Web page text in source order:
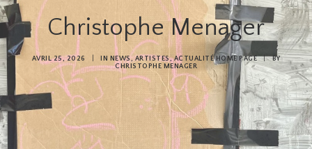
Christophe Menager
AVRIL 25, 2026 IN NEWS, ARTISTES,ACTUALITÉ HOME PAGE |
BY
CHRISTOPHE MENAGER